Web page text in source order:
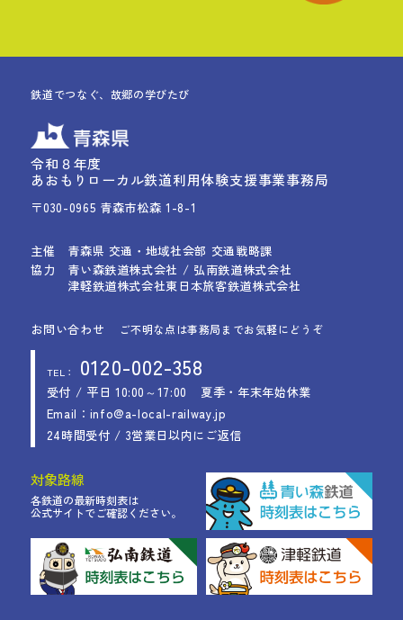
鉄道でつなぐ、故郷の学びたび
令和８年度
あおもりローカル鉄道利用体験支援事業事務局
〒030-0965 青森市松森 1-8-1
主催
青森県 交通・地域社会部 交通戦略課
協力
青い森鉄道株式会社 / 弘南鉄道株式会社
津軽鉄道株式会社東日本旅客鉄道株式会社
お問い合わせ ご不明な点は事務局までお気軽にどうぞ
TEL： 0120-002-358
受付 / 平日 10:00～17:00
夏季・年末年始休業
Email：info@a-local-railway.jp
24時間受付 / 3営業日以内にご返信
対象路線
各鉄道の最新時刻表は
公式サイトでご確認ください。